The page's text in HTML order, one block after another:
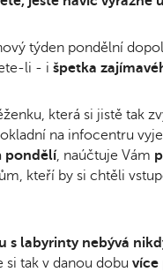
týden pondělní
li - i špetka
která si jistě tak
na infocentru
pondělí, naúčtuje Vám
kteří by si chtěli
s labyrinty nebývá
tak v danou dobu více